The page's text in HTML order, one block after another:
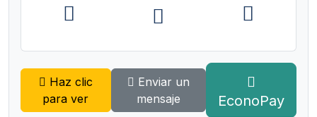
Haz clic
para ver
Enviar un
mensaje
EconoPay